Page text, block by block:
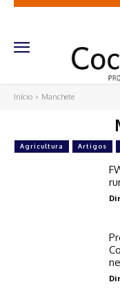
Início Manchete
Agricultura Artigos